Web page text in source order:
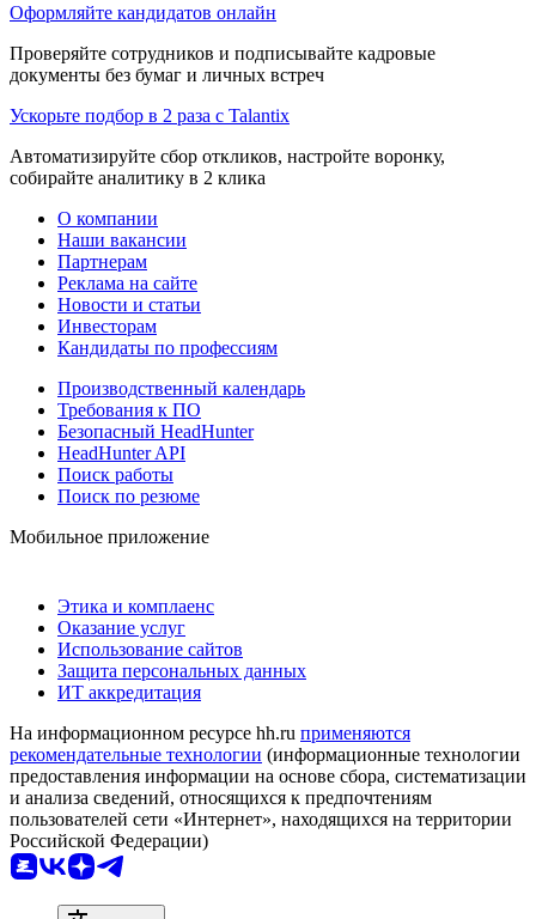
Оформляйте кандидатов онлайн
Проверяйте сотрудников и подписывайте кадровые
документы без бумаг и личных встреч
Ускорьте подбор в 2 раза с Talantix
Автоматизируйте сбор откликов, настройте воронку,
собирайте аналитику в 2 клика
О компании
Наши вакансии
Партнерам
Реклама на сайте
Новости и статьи
Инвесторам
Кандидаты по профессиям
Производственный календарь
Требования к ПО
Безопасный HeadHunter
HeadHunter API
Поиск работы
Поиск по резюме
Мобильное приложение
Этика и комплаенс
Оказание услуг
Использование сайтов
Защита персональных данных
ИТ аккредитация
На информационном ресурсе hh.ru применяются
рекомендательные технологии (информационные технологии
предоставления информации на основе сбора, систематизации
и анализа сведений, относящихся к предпочтениям
пользователей сети «Интернет», находящихся на территории
Российской Федерации)